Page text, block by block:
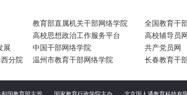
教育部直属机关干部网络学院 全国教育干
高校思想政治工作服务平台 高校辅导员
展 中国干部网络学院 共产党员网
分院 温州市教育干部网络学院 长春教育干